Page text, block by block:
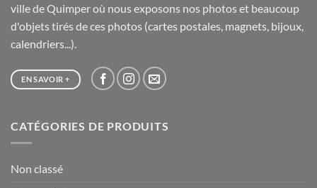
ville de Quimper où nous exposons nos photos et beaucoup
d'objets tirés de ces photos (cartes postales, magnets, bijoux,
calendriers...).
EN SAVOIR +
CATÉGORIES DE PRODUITS
Non classé